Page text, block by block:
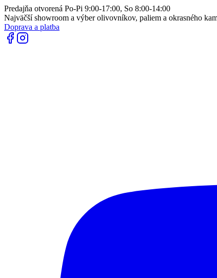
Predajňa otvorená Po-Pi 9:00-17:00, So 8:00-14:00
Najväčší showroom a výber olivovníkov, paliem a okrasného
Doprava a platba